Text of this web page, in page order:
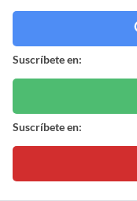
Suscríbete en:
Suscríbete en: